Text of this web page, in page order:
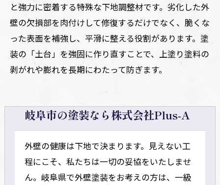
と強力に密着する特殊な下地調整材です。劣化した外
壁の欠損部を肉付けして修復するだけでなく、脆くな
った表面を補強し、平滑に整える役割があります。塗
装の「土台」を強固に作り直すことで、上塗り塗料の
剥がれや膨れを長期にわたって防ぎます。
岐阜市の塗装なら株式会社Plus-A
外壁の健康は下地で決まります。見えない工
程にこそ、私たちは一切の妥協をいたしませ
ん。岐阜県で外壁塗装をお考えの方は、一級